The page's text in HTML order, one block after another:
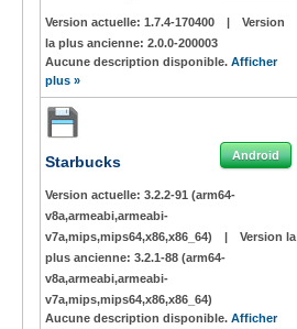
Version actuelle: 1.7.4-170400 |
Version
la plus ancienne: 2.0.0-200003
Aucune description disponible. Afficher
plus »
Starbucks Android
Version actuelle: 3.2.2-91 (arm64-
v8a,armeabi,armeabi-
v7a,mips,mips64,x86,x86_64)
|
Version la
plus ancienne: 3.2.1-88 (arm64-
v8a,armeabi,armeabi-
v7a,mips,mips64,x86,x86_64)
Aucune description disponible. Afficher